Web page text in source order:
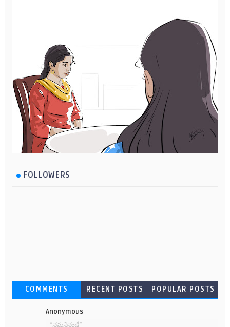
FOLLOWERS
COMMENTS RECENT POSTS POPULAR POSTS
Anonymous
"నమస్తేనండీ"